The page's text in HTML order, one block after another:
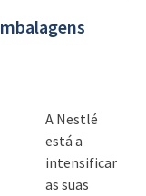
A Nestlé
está a
intensificar
as suas